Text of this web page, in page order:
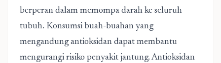
berperan dalam memompa darah ke seluruh
tubuh. Konsumsi buah-buahan yang
mengandung antioksidan dapat membantu
mengurangi risiko penyakit jantung. Antioksidan